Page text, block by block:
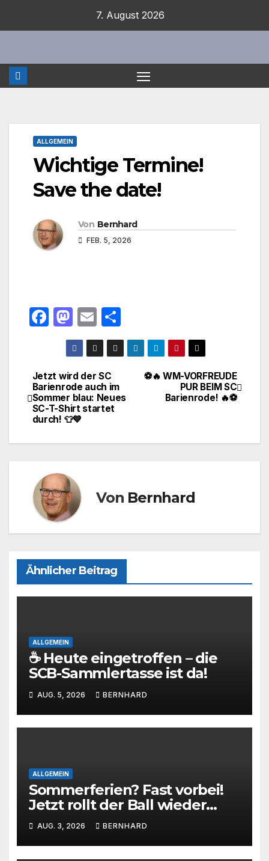
7. August 2026
ALLGEMEIN
Wichtige Termine!
Save the date!
Von Bernhard
FEB. 5, 2026
F
e
b
o
M
a
st
o
d
o
E
m
ail
ei
le
Beitragsnavigation
⚽🔥 WM-VORFREUDE
PUR BEIM SC
Barienrode! 🔥⚽
Jetzt wird der SC
Barienrode auch im
Sommer blau: Neues
SC-T-Shirt startet
durch! 👕💙
Von Bernhard
Ähnlicher Beitrag
ALLGEMEIN
☕ Heute eingetroffen – die
SCB-Sammlertasse ist da!
AUG. 5, 2026 BERNHARD
ALLGEMEIN
Sommerferien? Fast vorbei!
Jetzt rollt der Ball wieder
beim SC Barienrode!
AUG. 3, 2026 BERNHARD